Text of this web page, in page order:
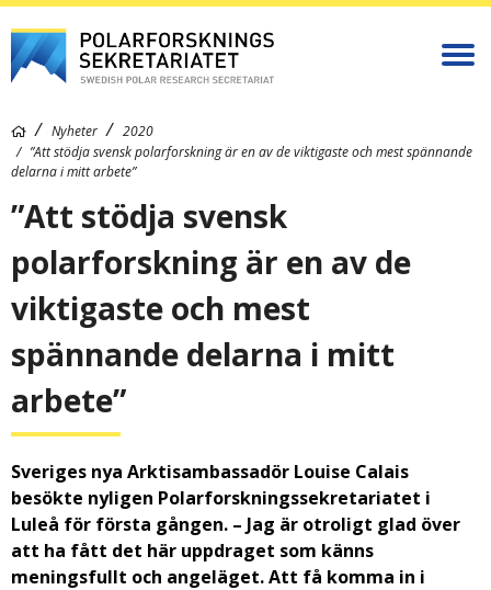
Nyheter
2020
”Att stödja svensk polarforskning är en av de viktigaste och mest spännande
delarna i mitt arbete”
”Att stödja svensk
polarforskning är en av de
viktigaste och mest
spännande delarna i mitt
arbete”
Sveriges nya Arktisambassadör Louise Calais
besökte nyligen Polarforskningssekretariatet i
Luleå för första gången. – Jag är otroligt glad över
att ha fått det här uppdraget som känns
meningsfullt och angeläget. Att få komma in i